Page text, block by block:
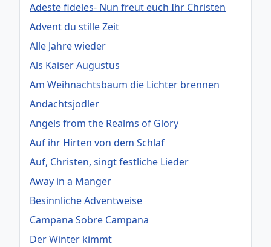
Adeste fideles- Nun freut euch Ihr Christen
Advent du stille Zeit
Alle Jahre wieder
Als Kaiser Augustus
Am Weihnachtsbaum die Lichter brennen
Andachtsjodler
Angels from the Realms of Glory
Auf ihr Hirten von dem Schlaf
Auf, Christen, singt festliche Lieder
Away in a Manger
Besinnliche Adventweise
Campana Sobre Campana
Der Winter kimmt